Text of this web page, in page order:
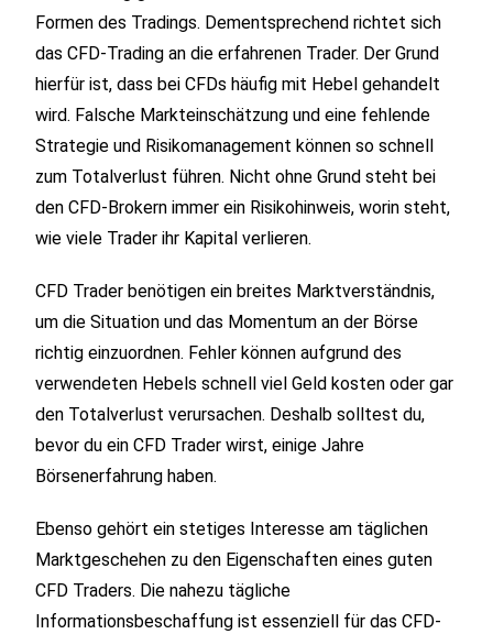
Formen des Tradings. Dementsprechend richtet sich
das CFD-Trading an die erfahrenen Trader. Der Grund
hierfür ist, dass bei CFDs häufig mit Hebel gehandelt
wird. Falsche Markteinschätzung und eine fehlende
Strategie und Risikomanagement können so schnell
zum Totalverlust führen. Nicht ohne Grund steht bei
den CFD-Brokern immer ein Risikohinweis, worin steht,
wie viele Trader ihr Kapital verlieren.
CFD Trader benötigen ein breites Marktverständnis,
um die Situation und das Momentum an der Börse
richtig einzuordnen. Fehler können aufgrund des
verwendeten Hebels schnell viel Geld kosten oder gar
den Totalverlust verursachen. Deshalb solltest du,
bevor du ein CFD Trader wirst, einige Jahre
Börsenerfahrung haben.
Ebenso gehört ein stetiges Interesse am täglichen
Marktgeschehen zu den Eigenschaften eines guten
CFD Traders. Die nahezu tägliche
Informationsbeschaffung ist essenziell für das CFD-